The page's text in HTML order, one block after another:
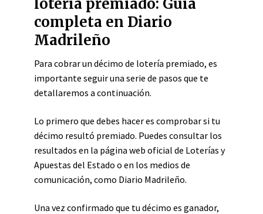
lotería premiado: Guía
completa en Diario
Madrileño
Para cobrar un décimo de lotería premiado, es
importante seguir una serie de pasos que te
detallaremos a continuación.
Lo primero que debes hacer es comprobar si tu
décimo resultó premiado. Puedes consultar los
resultados en la página web oficial de Loterías y
Apuestas del Estado o en los medios de
comunicación, como Diario Madrileño.
Una vez confirmado que tu décimo es ganador,